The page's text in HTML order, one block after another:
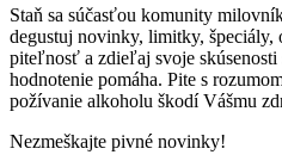
Staň sa súčasťou komunity
degustuj novinky, limitky, špeciály,
piteľnosť a zdieľaj svoje skúsenosti
hodnotenie pomáha. Pite s
požívanie alkoholu škodí Vášmu
Nezmeškajte pivné novinky!